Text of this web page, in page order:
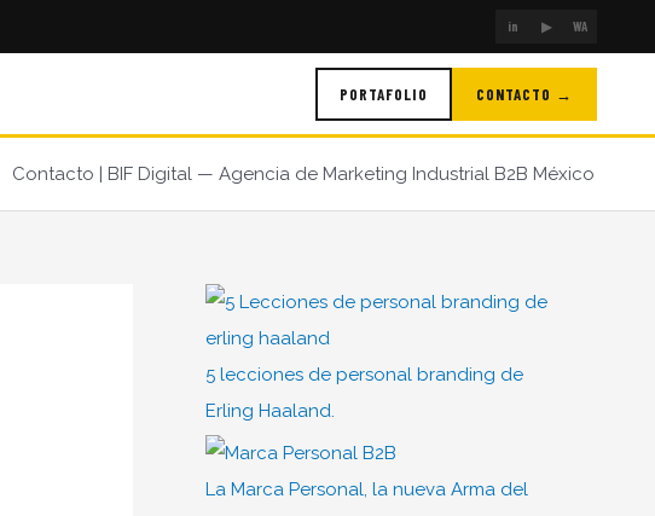
in ▶ WA
PORTAFOLIO CONTACTO →
Contacto | BIF Digital — Agencia de Marketing Industrial B2B México
5 lecciones de personal branding de
Erling Haaland.
La Marca Personal, la nueva Arma del